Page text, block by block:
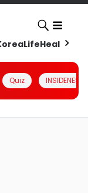
LifeHealth
Quiz INSIDENESIA